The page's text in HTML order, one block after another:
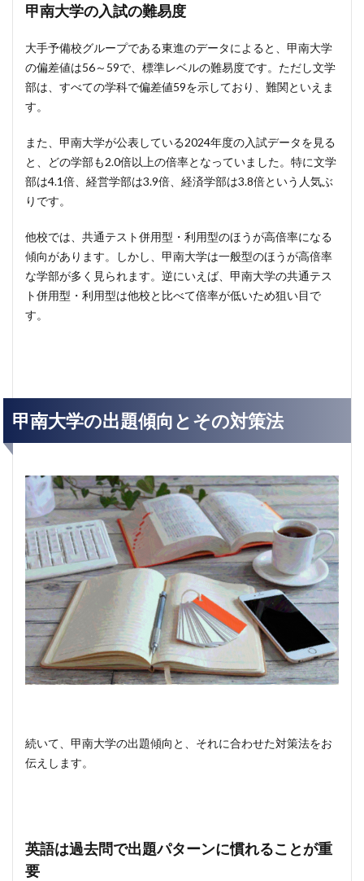
甲南大学の入試の難易度
大手予備校グループである東進のデータによると、甲南大学
の偏差値は56～59で、標準レベルの難易度です。ただし文学
部は、すべての学科で偏差値59を示しており、難関といえま
す。
また、甲南大学が公表している2024年度の入試データを見る
と、どの学部も2.0倍以上の倍率となっていました。特に文学
部は4.1倍、経営学部は3.9倍、経済学部は3.8倍という人気ぶ
りです。
他校では、共通テスト併用型・利用型のほうが高倍率になる
傾向があります。しかし、甲南大学は一般型のほうが高倍率
な学部が多く見られます。逆にいえば、甲南大学の共通テス
ト併用型・利用型は他校と比べて倍率が低いため狙い目で
す。
甲南大学の出題傾向とその対策法
続いて、甲南大学の出題傾向と、それに合わせた対策法をお
伝えします。
英語は過去問で出題パターンに慣れることが重
要